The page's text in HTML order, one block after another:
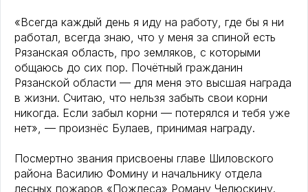
«Всегда каждый день я иду на работу, где бы я ни
работал, всегда знаю, что у меня за спиной есть
Рязанская область, про земляков, с которыми
общаюсь до сих пор. Почётный гражданин
Рязанской области — для меня это высшая награда
в жизни. Считаю, что нельзя забыть свои корни
никогда. Если забыл корни — потерялся и тебя уже
нет», — произнёс Булаев, принимая награду.
Посмертно звания присвоены главе Шиловского
района Василию Фомину и начальнику отдела
лесных пожаров «Пожлеса» Роману Челюскину.